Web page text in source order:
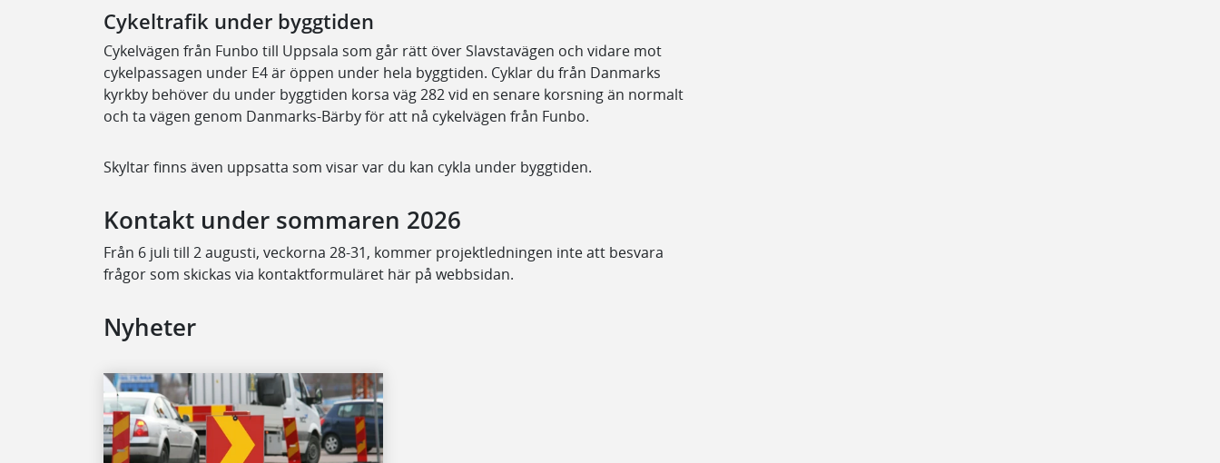
Cykeltrafik under byggtiden
Cykelvägen från Funbo till Uppsala som går rätt över Slavstavägen och vidare mot
cykelpassagen under E4 är öppen under hela byggtiden. Cyklar du från Danmarks
kyrkby behöver du under byggtiden korsa väg 282 vid en senare korsning än normalt
och ta vägen genom Danmarks-Bärby för att nå cykelvägen från Funbo.
Skyltar finns även uppsatta som visar var du kan cykla under byggtiden.
Kontakt under sommaren 2026
Från 6 juli till 2 augusti, veckorna 28-31, kommer projektledningen inte att besvara
frågor som skickas via kontaktformuläret här på webbsidan.
Nyheter